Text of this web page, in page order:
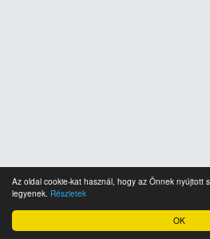
OK
Az oldal cookie-kat használ, hogy az Önnek nyújtott
legyenek. Részletek